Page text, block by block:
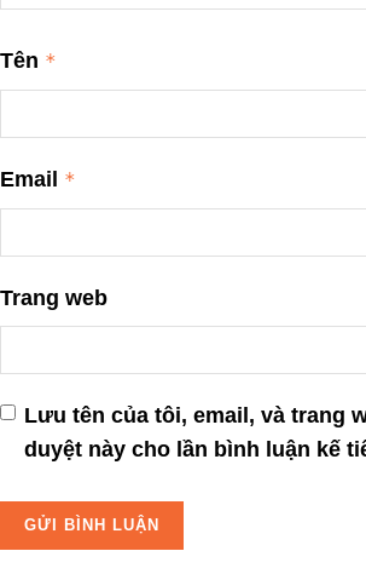
Tên *
Email *
Trang web
Lưu tên của tôi, email, và trang
duyệt này cho lần bình luận kế